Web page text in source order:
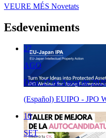
VEURE MÉS Novetats
Esdeveniments
27
AGO
Data: 27 de Agost de
(Español) EUIPO - JPO
10
SET